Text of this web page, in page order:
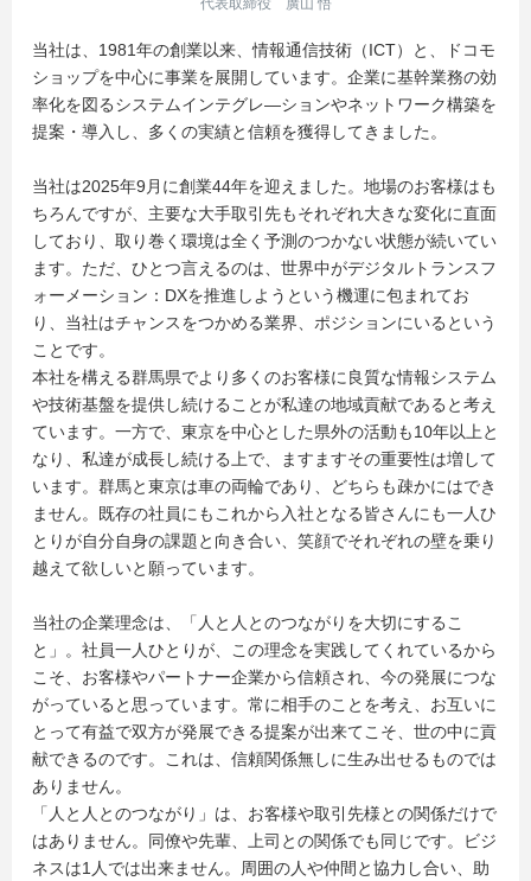
代表取締役 廣山 悟
当社は、1981年の創業以来、情報通信技術（ICT）と、ドコモ
ショップを中心に事業を展開しています。企業に基幹業務の効
率化を図るシステムインテグレ―ションやネットワーク構築を
提案・導入し、多くの実績と信頼を獲得してきました。
当社は2025年9月に創業44年を迎えました。地場のお客様はも
ちろんですが、主要な大手取引先もそれぞれ大きな変化に直面
しており、取り巻く環境は全く予測のつかない状態が続いてい
ます。ただ、ひとつ言えるのは、世界中がデジタルトランスフ
ォーメーション：DXを推進しようという機運に包まれてお
り、当社はチャンスをつかめる業界、ポジションにいるという
ことです。
本社を構える群馬県でより多くのお客様に良質な情報システム
や技術基盤を提供し続けることが私達の地域貢献であると考え
ています。一方で、東京を中心とした県外の活動も10年以上と
なり、私達が成長し続ける上で、ますますその重要性は増して
います。群馬と東京は車の両輪であり、どちらも疎かにはでき
ません。既存の社員にもこれから入社となる皆さんにも一人ひ
とりが自分自身の課題と向き合い、笑顔でそれぞれの壁を乗り
越えて欲しいと願っています。
当社の企業理念は、「人と人とのつながりを大切にするこ
と」。社員一人ひとりが、この理念を実践してくれているから
こそ、お客様やパートナー企業から信頼され、今の発展につな
がっていると思っています。常に相手のことを考え、お互いに
とって有益で双方が発展できる提案が出来てこそ、世の中に貢
献できるのです。これは、信頼関係無しに生み出せるものでは
ありません。
「人と人とのつながり」は、お客様や取引先様との関係だけで
はありません。同僚や先輩、上司との関係でも同じです。ビジ
ネスは1人では出来ません。周囲の人や仲間と協力し合い、助